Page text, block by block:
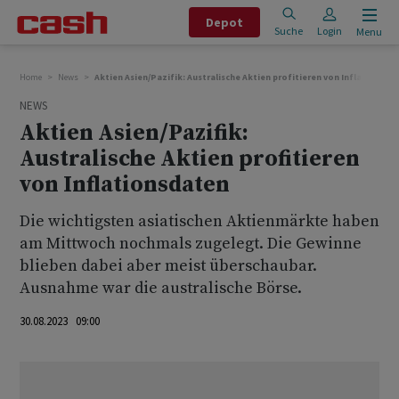
Depot
Suche Login Menu
Home News Aktien Asien/Pazifik: Australische Aktien profitieren von
NEWS
Aktien Asien/Pazifik:
Australische Aktien profitieren
von Inflationsdaten
Die wichtigsten asiatischen Aktienmärkte haben
am Mittwoch nochmals zugelegt. Die Gewinne
blieben dabei aber meist überschaubar.
Ausnahme war die australische Börse.
30.08.2023 09:00